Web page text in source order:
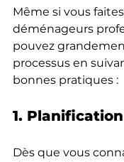
Même si vous
déménageurs
pouvez
processus en
bonnes pratiques :
1.
Dès que vous